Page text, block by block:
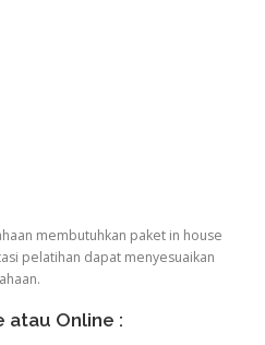
membutuhkan paket in house
pelatihan dapat menyesuaikan
atau Online :